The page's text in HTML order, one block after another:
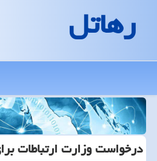
رهاتل
درخواست وزارت ارتباطات